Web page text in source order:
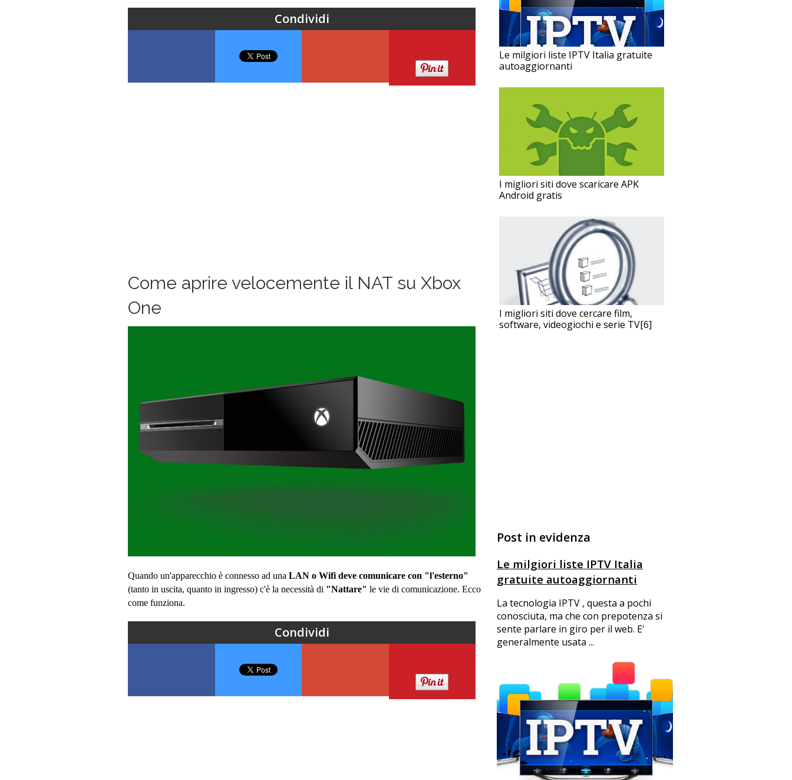
Condividi
Come aprire velocemente il NAT su Xbox
One
Quando un'apparecchio è connesso ad una LAN o Wifi deve comunicare con "l'esterno"
(tanto in uscita, quanto in ingresso) c'è la necessità di "Nattare" le vie di comunicazione. Ecco
come funziona.
Condividi
Le milgiori liste IPTV Italia gratuite
autoaggiornanti
I migliori siti dove scaricare APK
Android gratis
I migliori siti dove cercare film,
software, videogiochi e serie TV[6]
Post in evidenza
Le milgiori liste IPTV Italia
gratuite autoaggiornanti
La tecnologia IPTV , questa a pochi
conosciuta, ma che con prepotenza si
sente parlare in giro per il web. E'
generalmente usata ...